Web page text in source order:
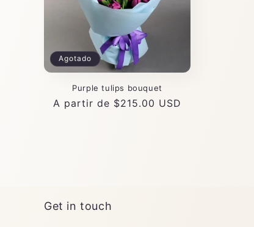
Agotado
Purple tulips bouquet
Precio
A partir de $215.00 USD
Get in touch